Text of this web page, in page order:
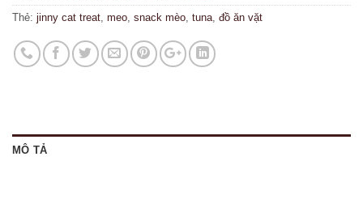
Thẻ: jinny cat treat meo snack mèo tuna đồ ăn vặt
MÔ TẢ